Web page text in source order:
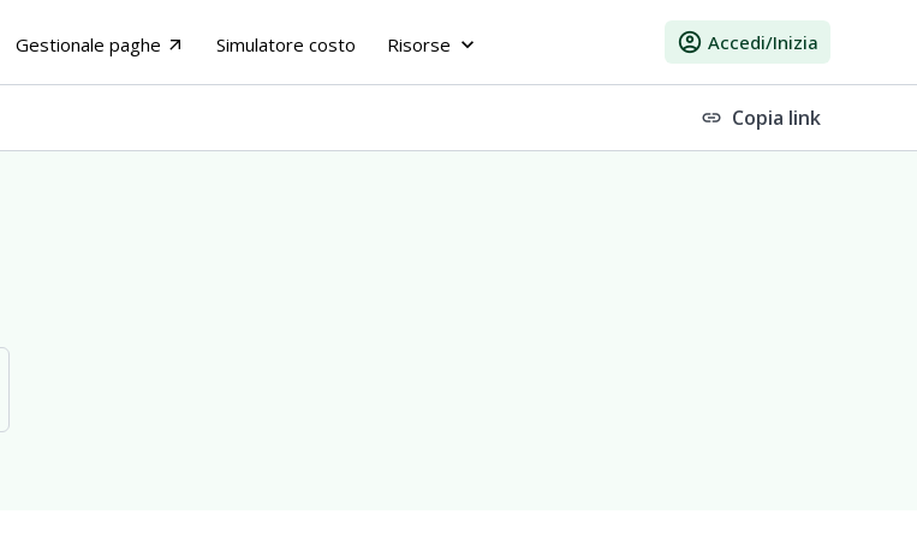
Gestionale paghe arrow_outward Simulatore costo Risorse keyboard_arrow_down account_circle Accedi/Inizia
link Copia link